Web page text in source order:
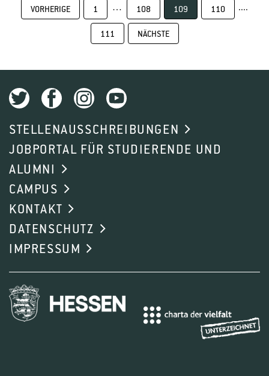
VORHERIGE 1 … 108 109 110 ....
111 NÄCHSTE
STELLENAUSSCHREIBUNGEN
JOBPORTAL FÜR STUDIERENDE UND
ALUMNI
CAMPUS
KONTAKT
DATENSCHUTZ
IMPRESSUM